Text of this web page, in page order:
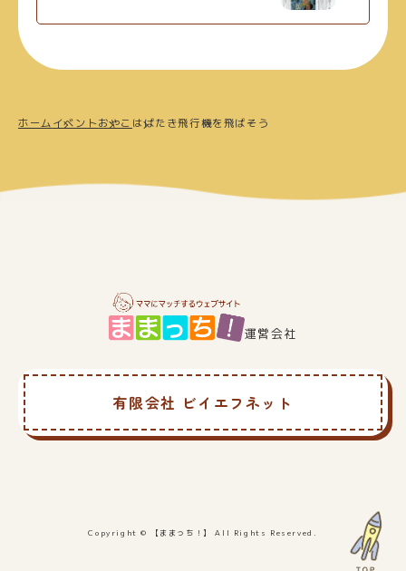
ホームイベントおやこ はばたき飛行機を飛ばそう
運営会社
有限会社 ビイエフネット
Copyright © 【ままっち！】 All Rights Reserved.